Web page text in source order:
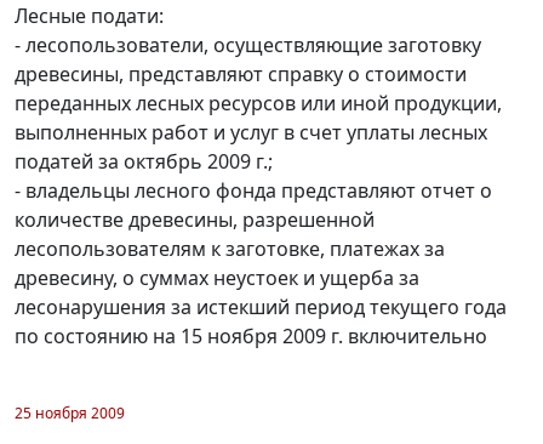
Лесные подати:
- лесопользователи, осуществляющие заготовку
древесины, представляют справку о стоимости
переданных лесных ресурсов или иной продукции,
выполненных работ и услуг в счет уплаты лесных
податей за октябрь 2009 г.;
- владельцы лесного фонда представляют отчет о
количестве древесины, разрешенной
лесопользователям к заготовке, платежах за
древесину, о суммах неустоек и ущерба за
лесонарушения за истекший период текущего года
по состоянию на 15 ноября 2009 г. включительно
25 ноября 2009